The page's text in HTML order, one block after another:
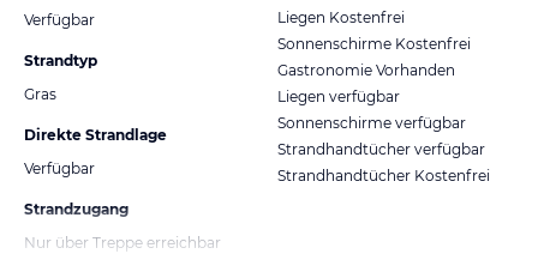
Verfügbar
Strandtyp
Gras
Direkte Strandlage
Verfügbar
Strandzugang
Nur über Treppe erreichbar
Liegen Kostenfrei
Sonnenschirme Kostenfrei
Gastronomie Vorhanden
Liegen verfügbar
Sonnenschirme verfügbar
Strandhandtücher verfügbar
Strandhandtücher Kostenfrei